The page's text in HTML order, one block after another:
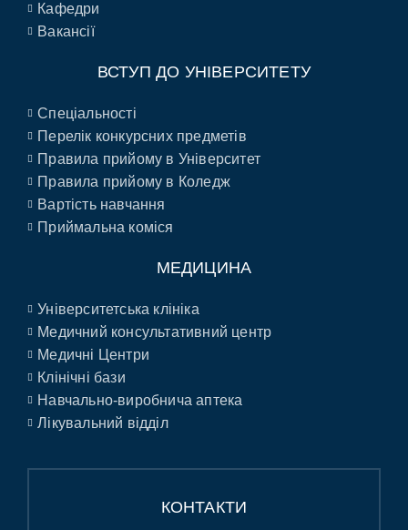
Кафедри
Вакансії
ВСТУП ДО УНІВЕРСИТЕТУ
Спеціальності
Перелік конкурсних предметів
Правила прийому в Університет
Правила прийому в Коледж
Вартість навчання
Приймальна коміся
МЕДИЦИНА
Університетська клініка
Медичний консультативний центр
Медичні Центри
Клінічні бази
Навчально-виробнича аптека
Лікувальний відділ
КОНТАКТИ